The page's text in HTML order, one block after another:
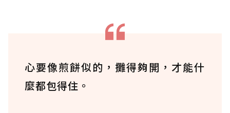
心要像煎餅似的，攤得夠開，才能什
麼都包得住。